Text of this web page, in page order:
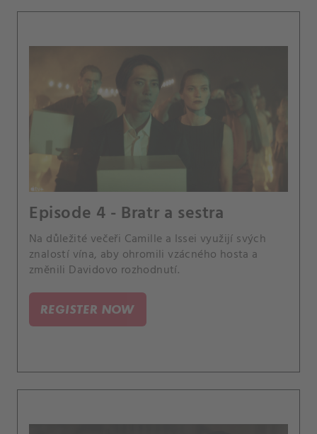
Episode 4 - Bratr a sestra
Na důležité večeři Camille a Issei využijí svých
znalostí vína, aby ohromili vzácného hosta a
změnili Davidovo rozhodnutí.
REGISTER NOW